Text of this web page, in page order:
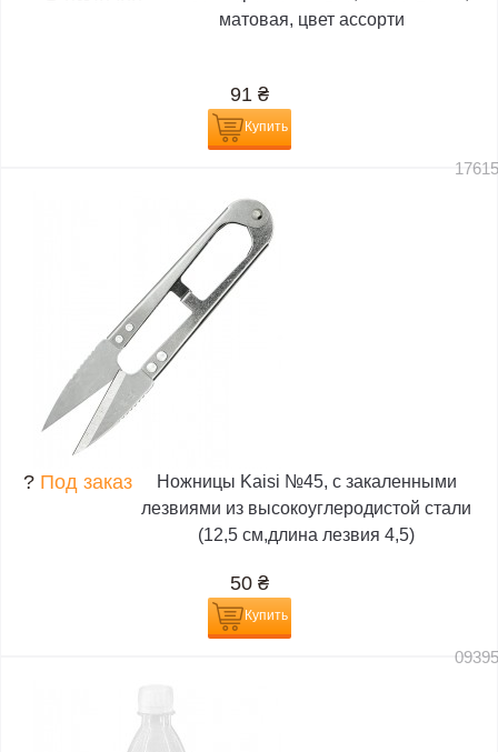
матовая, цвет ассорти
91 ₴
Купить
? Под заказ
Ножницы Kaisi №45, с закаленными
лезвиями из высокоуглеродистой стали
(12,5 см,длина лезвия 4,5)
50 ₴
Купить